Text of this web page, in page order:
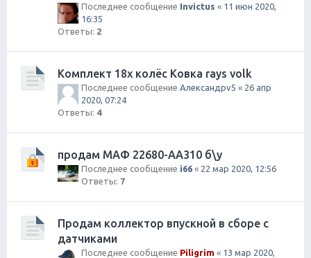
Последнее сообщение Invictus « 11 июн 2020,
16:35
Ответы: 2
Комплект 18х колёс Ковка rays volk
Последнее сообщение Александрv5 « 26 апр
2020, 07:24
Ответы: 4
продам МАФ 22680-AA310 б\у
Последнее сообщение i66 « 22 мар 2020, 12:56
Ответы: 7
Продам коллектор впускной в сборе с
датчиками
Последнее сообщение Piligrim « 13 мар 2020,